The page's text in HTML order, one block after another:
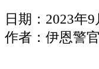
日期：2023年9
作者：伊恩警官